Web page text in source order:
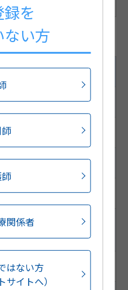
×10シート）
ド
ード
コード
コード）
を
ない方
関係者
はない方
サイトへ）